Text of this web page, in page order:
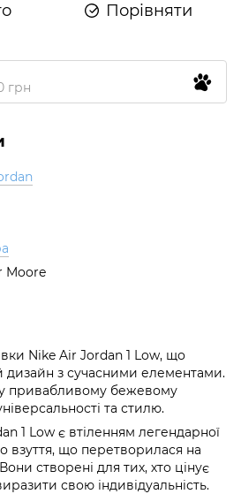
Порівняти
грн
Moore
Nike Air Jordan 1 Low, що
дизайн з сучасними елементами.
привабливому бежевому
та стилю.
1 Low є втіленням легендарної
взуття, що перетворилася на
створені для тих, хто цінує
свою індивідуальність.